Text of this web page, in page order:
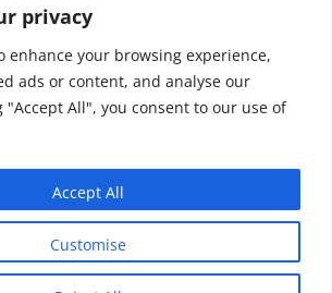
privacy
enhance your browsing experience,
ads or content, and analyse our
"Accept All", you consent to our use of
Customise
Accept All
casa: 3 ingredienti che
prodotti chimici
Biopianeta.it proprietà di Jws Media
è una testata giornalistica, in quanto
senza alcuna periodicità. Non può
un prodotto editoriale ai sensi
del 07.03.2001|DarkNewsvon AF
themes.